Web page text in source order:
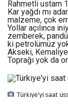
Rahmetli ustam
Kar yağdı mı
malzeme, çok
Yollar açılınca
zemberek,
ki petrolümüz
Akseki,
Toprağı yok da
Türkiye'yi saat